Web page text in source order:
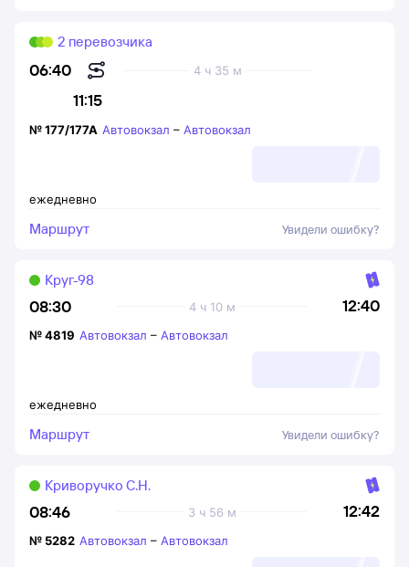
06:40
11:15
4 ч 35 м
2 перевозчика
ежедневно
№177/177А Автовокзал – Автовокзал
Маршрут Увидели ошибку?
08:30 12:40
4 ч 10 м
Круг-98
ежедневно
№4819 Автовокзал – Автовокзал
Маршрут Увидели ошибку?
08:46 12:42
3 ч 56 м
Криворучко С.Н.
№ 5282 Автовокзал – Автовокзал